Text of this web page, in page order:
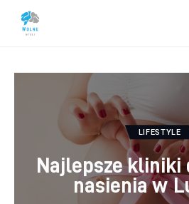
Lifestyle
Biznes
Dom i ogród
LIFESTYLE
Najlepsze kliniki
nasienia w